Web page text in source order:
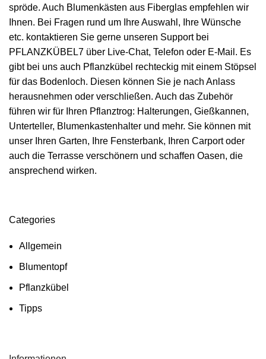
spröde. Auch Blumenkästen aus Fiberglas empfehlen wir
Ihnen. Bei Fragen rund um Ihre Auswahl, Ihre Wünsche
etc. kontaktieren Sie gerne unseren Support bei
PFLANZKÜBEL7 über Live-Chat, Telefon oder E-Mail. Es
gibt bei uns auch Pflanzkübel rechteckig mit einem Stöpsel
für das Bodenloch. Diesen können Sie je nach Anlass
herausnehmen oder verschließen. Auch das Zubehör
führen wir für Ihren Pflanztrog: Halterungen, Gießkannen,
Unterteller, Blumenkastenhalter und mehr. Sie können mit
unser Ihren Garten, Ihre Fensterbank, Ihren Carport oder
auch die Terrasse verschönern und schaffen Oasen, die
ansprechend wirken.
Categories
Allgemein
Blumentopf
Pflanzkübel
Tipps